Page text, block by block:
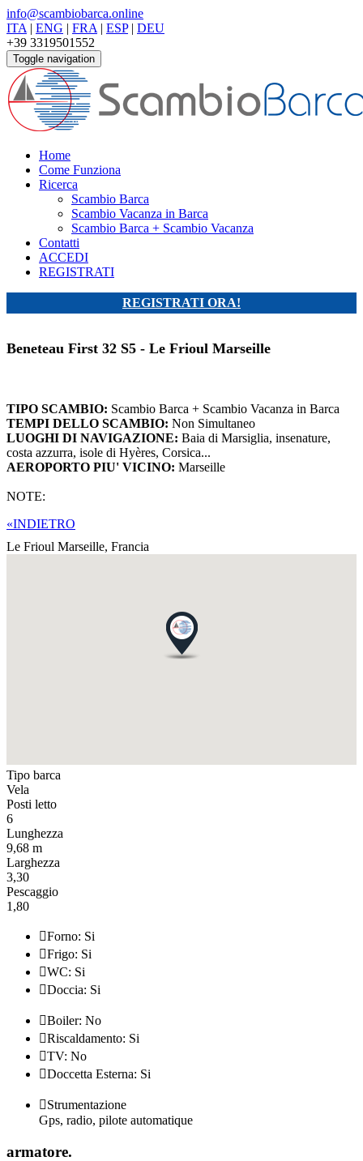
info@scambiobarca.online
ITA | ENG | FRA | ESP| DEU
+39 3319501552
Toggle navigation
Home
Come Funziona
Ricerca
Scambio Barca
Scambio Vacanza in Barca
Scambio Barca + Scambio Vacanza
Contatti
ACCEDI
REGISTRATI
REGISTRATI ORA!
Beneteau First 32 S5 - Le Frioul Marseille
TIPO SCAMBIO: Scambio Barca + Scambio Vacanza in Barca
TEMPI DELLO SCAMBIO: Non Simultaneo
LUOGHI DI NAVIGAZIONE: Baia di Marsiglia, insenature,
costa azzurra, isole di Hyères, Corsica...
AEROPORTO PIU' VICINO: Marseille
NOTE:
«INDIETRO
Le Frioul Marseille, Francia
Tipo barca
Vela
Posti letto
6
Lunghezza
9,68 m
Larghezza
3,30
Pescaggio
1,80
Forno: Si
Frigo: Si
WC: Si
Doccia: Si
Boiler: No
Riscaldamento: Si
TV: No
Doccetta Esterna: Si
Strumentazione
Gps, radio, pilote automatique
armatore.